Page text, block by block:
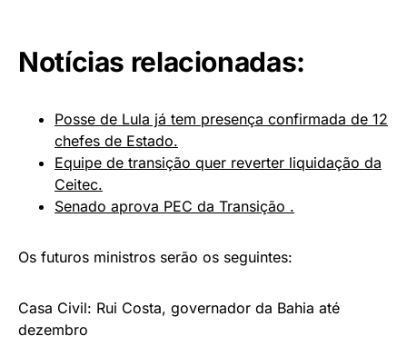
Notícias relacionadas:
Posse de Lula já tem presença confirmada de 12
chefes de Estado.
Equipe de transição quer reverter liquidação da
Ceitec.
Senado aprova PEC da Transição .
Os futuros ministros serão os seguintes:
Casa Civil: Rui Costa, governador da Bahia até
dezembro